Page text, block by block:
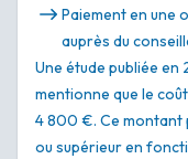
Paiement en une
auprès du
Une étude publiée en
mentionne que le
4 800 €. Ce montant
ou supérieur en